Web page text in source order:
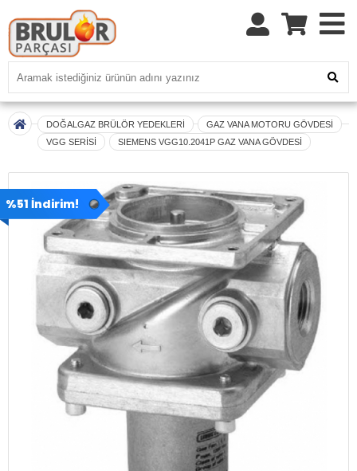
DOĞALGAZ BRÜLÖR YEDEKLERİ
GAZ VANA MOTORU GÖVDESİ
VGG SERİSİ
SIEMENS VGG10.2041P GAZ VANA GÖVDESİ
%51 İndirim!